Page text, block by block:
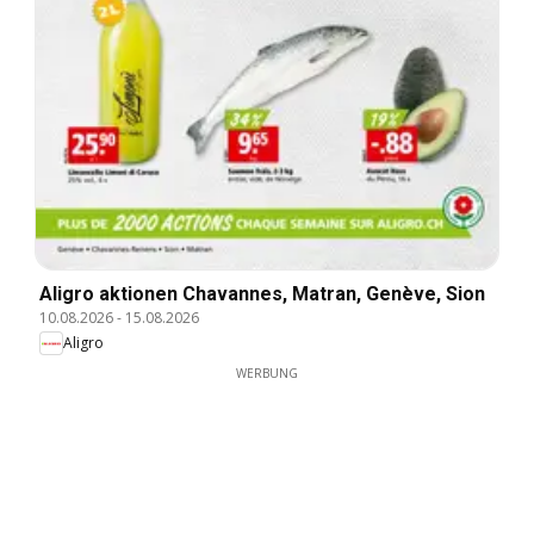
Aligro aktionen Chavannes, Matran, Genève, Sion
10.08.2026- 15.08.2026
Aligro
WERBUNG